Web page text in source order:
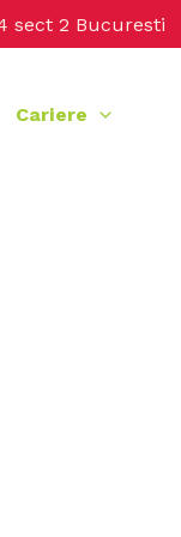
sect 2 Bucuresti
Cariere